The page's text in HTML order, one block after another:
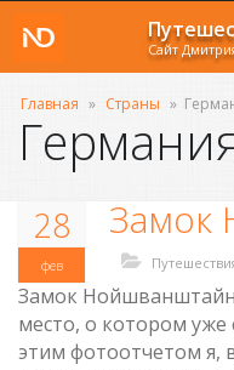
Сайт
Главная » Страны »
28
фев
Замок
Замок
место, о котором уже
этим фотоотчетом я,